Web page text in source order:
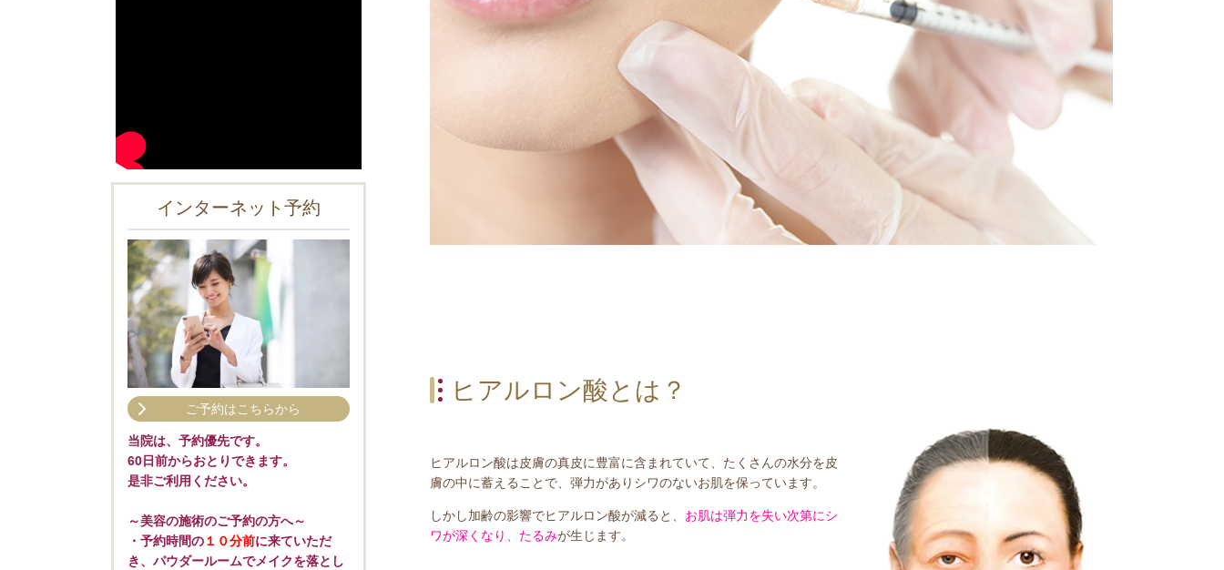
ヒアルロン酸とは？
ヒアルロン酸は皮膚の真皮に豊富に含まれていて、たくさんの水分を皮
膚の中に蓄えることで、弾力がありシワのないお肌を保っています。
しかし加齢の影響でヒアルロン酸が減ると、 お肌は弾力を失い次第にシ
ワが深くなり、たるみが生じます。
インターネット予約
ご予約はこちらから
当院は、予約優先です。
60日前からおとりできます。
是非ご利用ください。
～美容の施術のご予約の方へ～
・予約時間の１０分前に来ていただ
き、パウダールームでメイクを落とし